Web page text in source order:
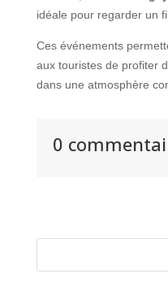
idéale pour regarder un
Ces événements
aux touristes de profiter
dans une atmosphère
0